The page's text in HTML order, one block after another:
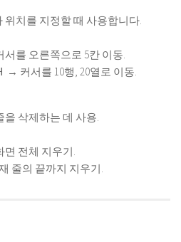
위치를 지정할 때 사용합니다.
서를 오른쪽으로 5칸 이동.
→ 커서를 10행, 20열로 이동.
삭제하는 데 사용.
전체 지우기.
줄의 끝까지 지우기.